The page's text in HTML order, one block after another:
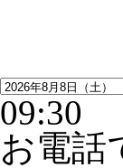
09:30
お電話